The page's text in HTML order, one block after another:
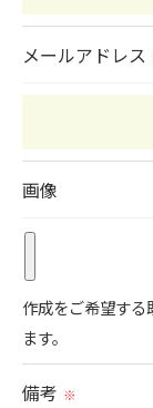
切に安全管理
＜個人情報
のサービス
予めご了承く
いて＞
当社では、
用停止の手続
ご本人である
メールアドレス
画像
作成をご希望す
ます。
備考 ※